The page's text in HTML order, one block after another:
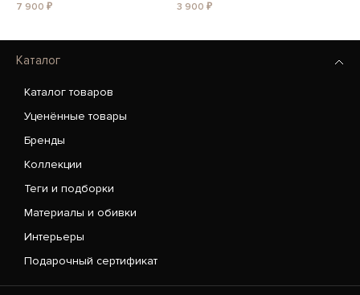
7 900 ₽
3 900 ₽
Каталог
Каталог товаров
Уценённые товары
Бренды
Коллекции
Теги и подборки
Материалы и обивки
Интерьеры
Подарочный сертификат